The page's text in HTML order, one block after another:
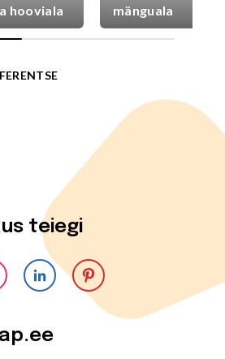
hooviala
mänguala
teiegi